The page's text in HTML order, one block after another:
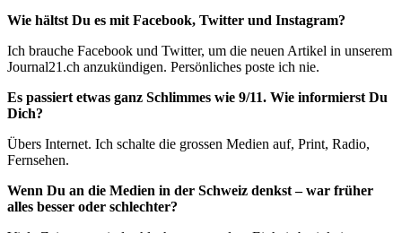
Wie hältst Du es mit Facebook, Twitter und Instagram?
Ich brauche Facebook und Twitter, um die neuen Artikel in unserem
Journal21.ch anzukündigen. Persönliches poste ich nie.
Es passiert etwas ganz Schlimmes wie 9/11. Wie informierst Du
Dich?
Übers Internet. Ich schalte die grossen Medien auf, Print, Radio,
Fernsehen.
Wenn Du an die Medien in der Schweiz denkst – war früher
alles besser oder schlechter?